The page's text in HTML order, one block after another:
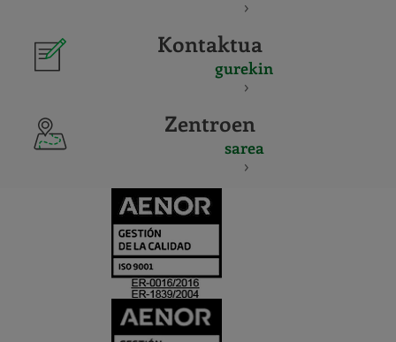
Kontaktua
gurekin
Zentroen
sarea